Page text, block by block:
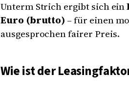
Unterm Strich ergibt sich ein
Euro (brutto) – für einen
ausgesprochen fairer Preis.
Wie ist der